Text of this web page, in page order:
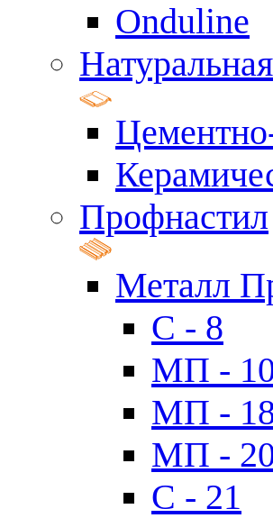
Onduline
Профнастил
Металл
C - 8
МП -
МП -
МП -
C - 21